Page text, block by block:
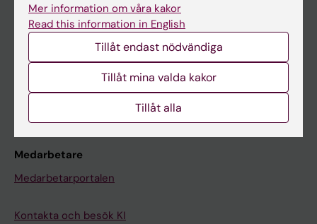
Canvas
Schema
Studentmejlen
Kurs- och programwebbar
Medarbetare
Medarbetarportalen
Kontakta och besök KI
Mer information om våra kakor
Read this information in English
Tillåt endast nödvändiga
Tillåt mina valda kakor
Tillåt alla